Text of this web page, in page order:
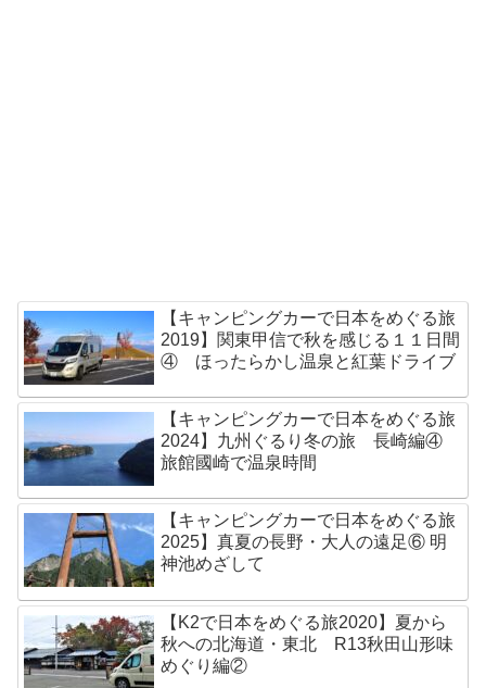
【キャンピングカーで日本をめぐる旅
2019】関東甲信で秋を感じる１１日間
④ ほったらかし温泉と紅葉ドライブ
【キャンピングカーで日本をめぐる旅
2024】九州ぐるり冬の旅 長崎編④
旅館國崎で温泉時間
【キャンピングカーで日本をめぐる旅
2025】真夏の長野・大人の遠足⑥ 明
神池めざして
【K2で日本をめぐる旅2020】夏から
秋への北海道・東北 R13秋田山形味
めぐり編②